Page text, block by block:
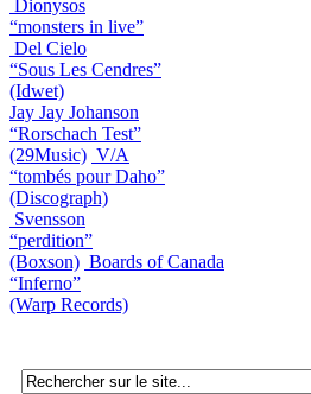
Dionysos
“monsters in live”
Del Cielo
“Sous Les Cendres”
(Idwet)
Jay Jay Johanson
“Rorschach Test”
(29Music) V/A
“tombés pour Daho”
(Discograph)
Svensson
“perdition”
(Boxson) Boards of Canada
“Inferno”
(Warp Records)